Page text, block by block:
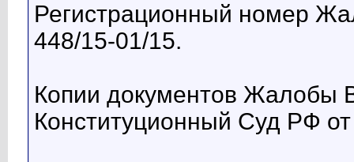
Регистрационный номер
448/15-01/15.
Копии документов Жалобы
Конституционный Суд РФ